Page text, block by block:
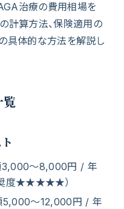
治療の費用相場を
計算方法、保険適用の
具体的な方法を解説し
3,000〜8,000円 / 年
奨度★★★★★）
5,000〜12,000円 / 年